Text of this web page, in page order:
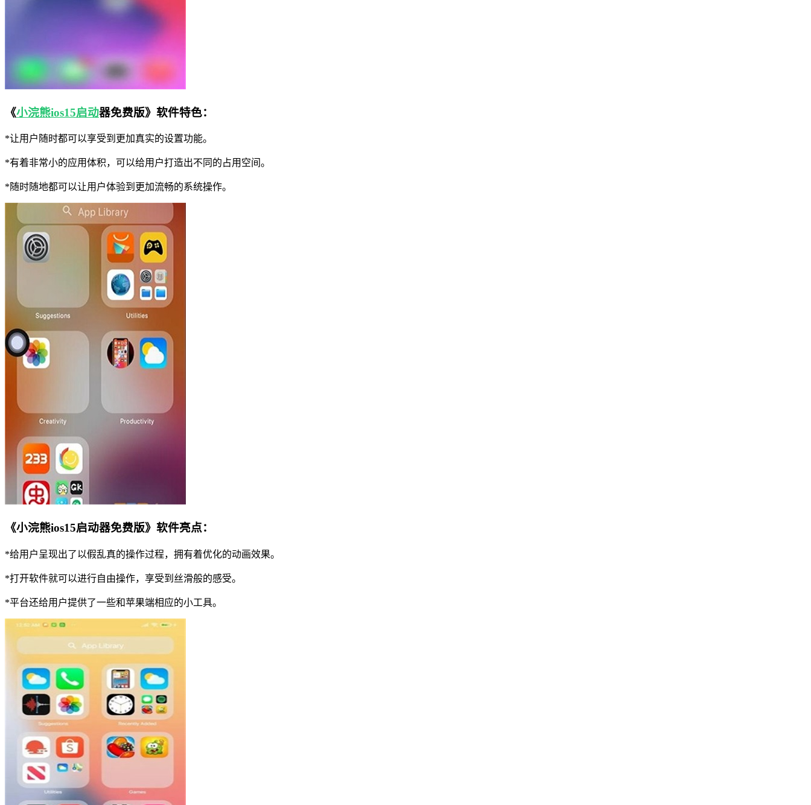
《小浣熊ios15启动器免费版》软件特色：
*让用户随时都可以享受到更加真实的设置功能。
*有着非常小的应用体积，可以给用户打造出不同的占用空间。
*随时随地都可以让用户体验到更加流畅的系统操作。
《小浣熊ios15启动器免费版》软件亮点：
*给用户呈现出了以假乱真的操作过程，拥有着优化的动画效果。
*打开软件就可以进行自由操作，享受到丝滑般的感受。
*平台还给用户提供了一些和苹果端相应的小工具。